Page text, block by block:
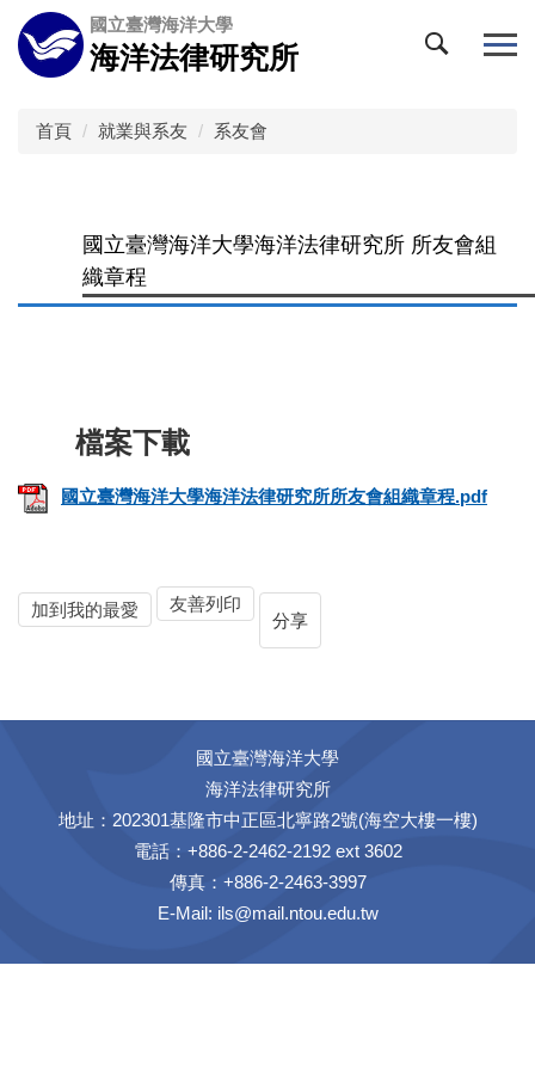
跳
到
主
國立臺灣海洋大學
海洋法律研究所
首頁 就業與系友 系友會
國立臺灣海洋大學海洋法律研究所 所友會組
織章程
國立臺灣海洋大學海洋法律研究所所友會組織章程.pdf
加到我的最愛
友善列印
分享
國立臺灣海洋大學
海洋法律研究所
地址：202301基隆市中正區北寧路2號(海空大樓一樓)
電話：+886-2-2462-2192 ext 3602
傳真：+886-2-2463-3997
E-Mail: ils@mail.ntou.edu.tw